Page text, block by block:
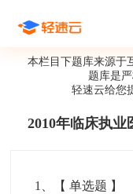
本栏目下题库来源于
题库是
轻速云给您
2010年临床执业
1 、【单选题 】